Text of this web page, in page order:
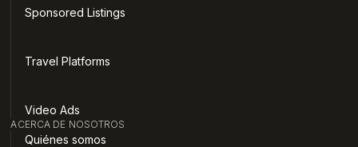
Sponsored Listings
Travel Platforms
Video Ads
ACERCA DE NOSOTROS
Quiénes somos